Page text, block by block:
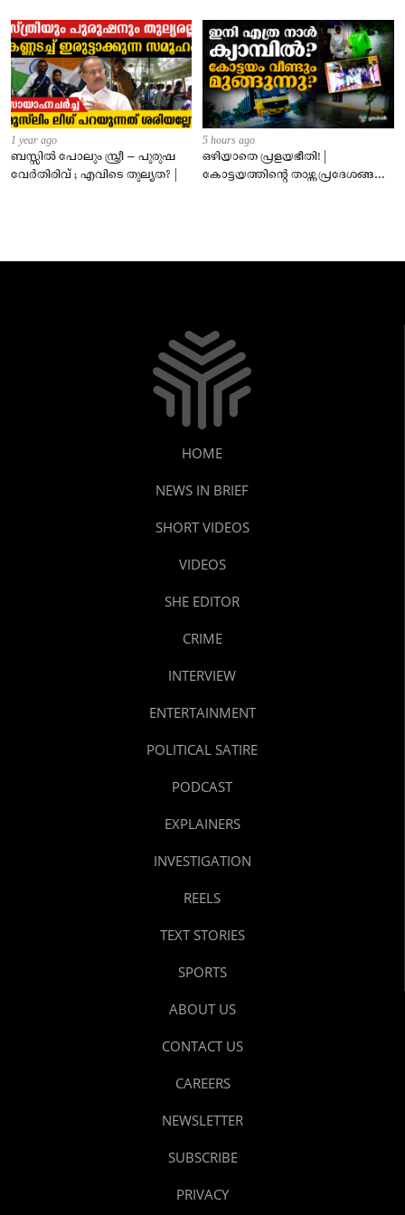
1 year ago
ബസ്സിൽ പോലും സ്ത്രീ – പുരുഷ
വേർതിരിവ് ; എവിടെ തുല്യത? |
5 hours ago
ഒഴിയാതെ പ്രളയഭീതി! |
കോട്ടയത്തിന്റെ താഴ്ന്ന പ്രദേശങ്ങൾ
HOME
NEWS IN BRIEF
SHORT VIDEOS
VIDEOS
SHE EDITOR
CRIME
INTERVIEW
ENTERTAINMENT
POLITICAL SATIRE
PODCAST
EXPLAINERS
INVESTIGATION
REELS
TEXT STORIES
SPORTS
ABOUT US
CONTACT US
CAREERS
NEWSLETTER
SUBSCRIBE
PRIVACY